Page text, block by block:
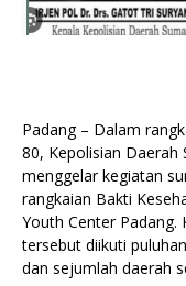
Padang – Dalam
80, Kepolisian Daerah
menggelar kegiatan
rangkaian Bakti
Youth Center Padang.
tersebut diikuti
dan sejumlah daerah